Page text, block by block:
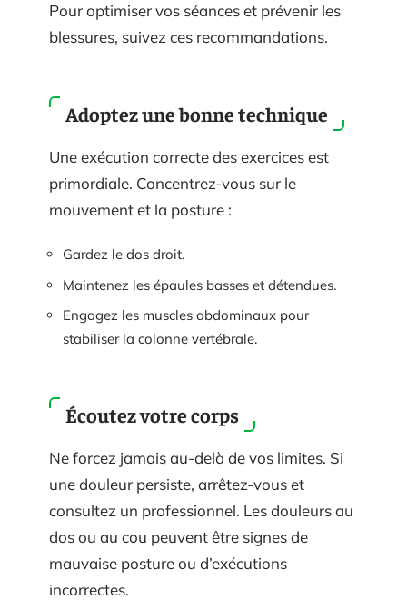
Pour optimiser vos séances et prévenir les
blessures, suivez ces recommandations.
Adoptez une bonne technique
Une exécution correcte des exercices est
primordiale. Concentrez-vous sur le
mouvement et la posture :
Gardez le dos droit.
Maintenez les épaules basses et détendues.
Engagez les muscles abdominaux pour
stabiliser la colonne vertébrale.
Écoutez votre corps
Ne forcez jamais au-delà de vos limites. Si
une douleur persiste, arrêtez-vous et
consultez un professionnel. Les douleurs au
dos ou au cou peuvent être signes de
mauvaise posture ou d’exécutions
incorrectes.